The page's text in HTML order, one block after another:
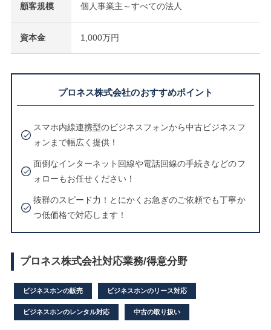
顧客規模 個人事業主～すべての法人
資本金 1,000万円
プロネス株式会社のおすすめポイント
スマホ内線連携型のビジネスフォンから中古ビジネスフ
ォンまで幅広く提供！
面倒なインターネット回線や電話回線の手続きなどのフ
ォローもお任せください！
抜群のスピード力！とにかくお急ぎのご依頼でも丁寧か
つ低価格で対応します！
プロネス株式会社対応業務/得意分野
ビジネスホンの販売 ビジネスホンのリース対応
ビジネスホンのレンタル対応 中古の取り扱い